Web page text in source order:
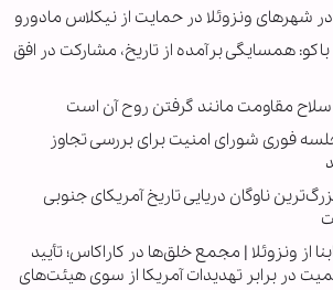
شهرهای ونزوئلا در حمایت از نیکلاس مادورو
همسایگی برآمده از تاریخ، مشارکت در افق
مقاومت مانند گرفتن روح آن است
فوری شورای امنیت برای بررسی تجاوز
ناوگان دریایی تاریخ آمریکای جنوبی
از ونزوئلا | مجمع خلق‌ها در کاراکاس؛ تأیید
در برابر تهدیدات آمریکا از سوی هیئت‌های